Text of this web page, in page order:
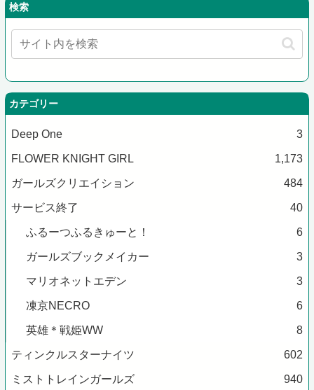
検索
カテゴリー
Deep One 3
FLOWER KNIGHT GIRL 1,173
ガールズクリエイション 484
サービス終了 40
ふるーつふるきゅーと！ 6
ガールズブックメイカー 3
マリオネットエデン 3
凍京NECRO 6
英雄＊戦姫WW 8
ティンクルスターナイツ 602
ミストトレインガールズ 940